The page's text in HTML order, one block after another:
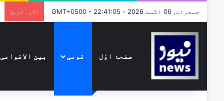
جمعرات, 06 اگست 2026 - GMT+0500 - 22:41:05 تازہ ترین
صفحۂ اوّل قومی بین الاقوامی